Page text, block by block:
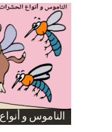
الناموس و
الموظفين بعد
ارتفاع نسبة
صورة كاركاتيرية
صورة كاركاتيرية